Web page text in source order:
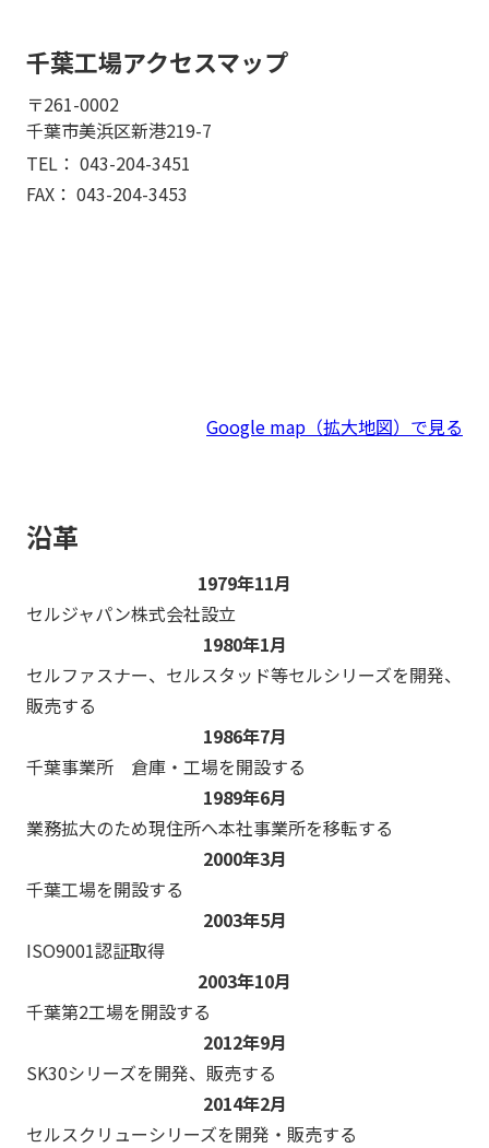
千葉工場アクセスマップ
〒261-0002
千葉市美浜区新港219-7
TEL： 043-204-3451
FAX： 043-204-3453
Google map（拡大地図）で見る
沿革
1979年11月
セルジャパン株式会社設立
1980年1月
セルファスナー、セルスタッド等セルシリーズを開発、
販売する
1986年7月
千葉事業所 倉庫・工場を開設する
1989年6月
業務拡大のため現住所へ本社事業所を移転する
2000年3月
千葉工場を開設する
2003年5月
ISO9001認証取得
2003年10月
千葉第2工場を開設する
2012年9月
SK30シリーズを開発、販売する
2014年2月
セルスクリューシリーズを開発・販売する